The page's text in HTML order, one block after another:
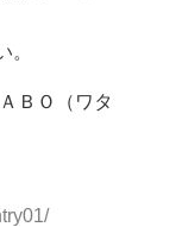
。
ＢＯ（ワタ